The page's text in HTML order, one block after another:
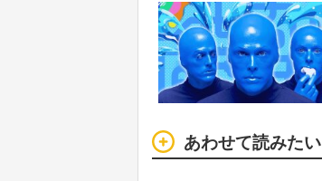
あわせて読みたい